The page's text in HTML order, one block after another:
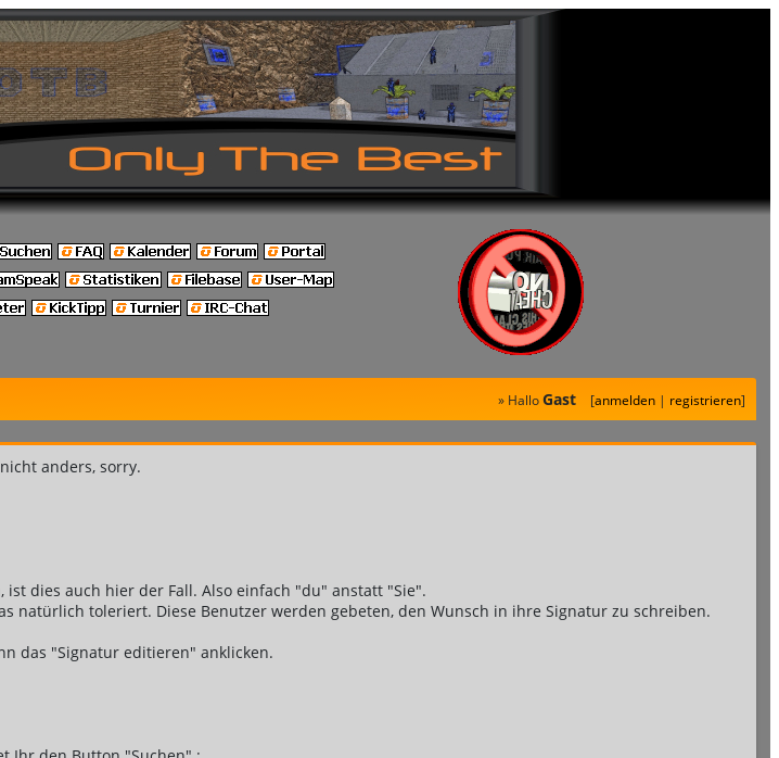
» HalloGast [anmelden| registrieren]
anders, sorry.
dies auch hier der Fall. Also einfach "du" anstatt "Sie".
toleriert. Diese Benutzer werden gebeten, den Wunsch in ihre Signatur zu schreiben.
das "Signatur editieren" anklicken.